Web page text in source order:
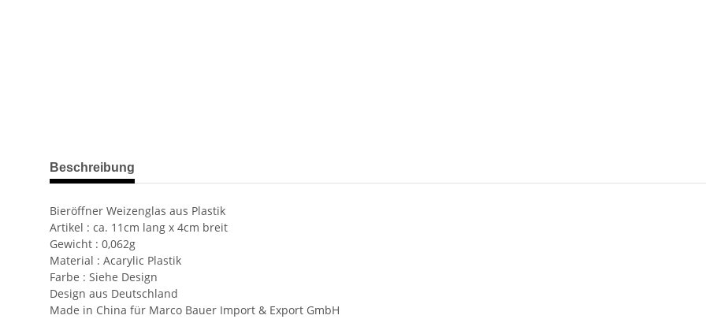
weitere Registerkarten anzeigen
Beschreibung
Bieröffner Weizenglas aus Plastik
Artikel : ca. 11cm lang x 4cm breit
Gewicht : 0,062g
Material : Acarylic Plastik
Farbe : Siehe Design
Design aus Deutschland
Made in China für Marco Bauer Import & Export GmbH